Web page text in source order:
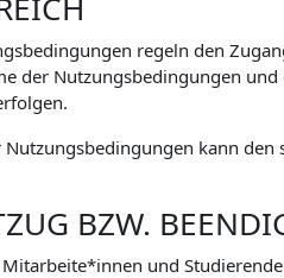
regeln den
der Nutzungsbedingungen
kann
BZW.
und